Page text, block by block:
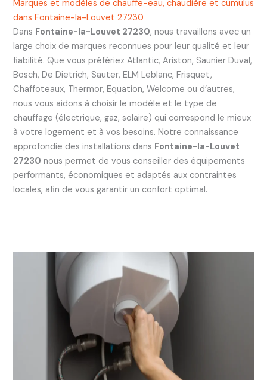
Marques et modèles de chauffe-eau, chaudière et cumulus
dans Fontaine-la-Louvet 27230
Dans Fontaine-la-Louvet 27230, nous travaillons avec un
large choix de marques reconnues pour leur qualité et leur
fiabilité. Que vous préfériez Atlantic, Ariston, Saunier Duval,
Bosch, De Dietrich, Sauter, ELM Leblanc, Frisquet,
Chaffoteaux, Thermor, Equation, Welcome ou d’autres,
nous vous aidons à choisir le modèle et le type de
chauffage (électrique, gaz, solaire) qui correspond le mieux
à votre logement et à vos besoins. Notre connaissance
approfondie des installations dans Fontaine-la-Louvet
27230 nous permet de vous conseiller des équipements
performants, économiques et adaptés aux contraintes
locales, afin de vous garantir un confort optimal.